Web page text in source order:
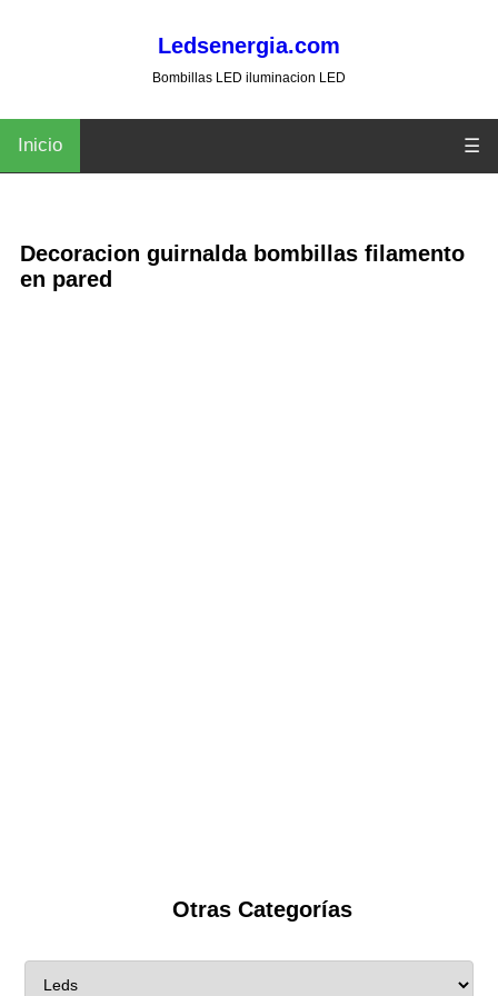
Ledsenergia.com
Bombillas LED iluminacion LED
Inicio ☰
Decoracion guirnalda bombillas filamento
en pared
Otras Categorías